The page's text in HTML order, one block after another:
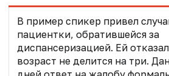
В пример спикер привел
пациентки, обратившейся за
диспансеризацией. Ей
возраст не делится на три.